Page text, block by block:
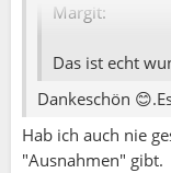
Margit:
Das ist echt
Dankeschön
Hab ich auch nie
"Ausnahmen" gibt.